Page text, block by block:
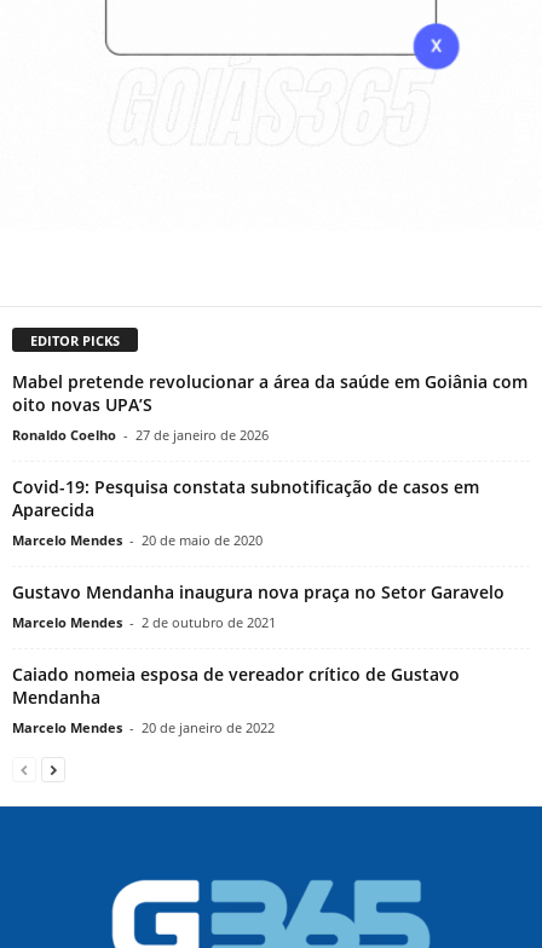
EDITOR PICKS
Mabel pretende revolucionar a área da saúde em Goiânia com
oito novas UPA’S
Ronaldo Coelho - 27 de janeiro de 2026
Covid-19: Pesquisa constata subnotificação de casos em
Aparecida
Marcelo Mendes - 20 de maio de 2020
Gustavo Mendanha inaugura nova praça no Setor Garavelo
Marcelo Mendes - 2 de outubro de 2021
Caiado nomeia esposa de vereador crítico de Gustavo
Mendanha
Marcelo Mendes - 20 de janeiro de 2022